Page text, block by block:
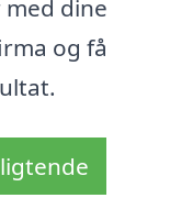
dine
og få